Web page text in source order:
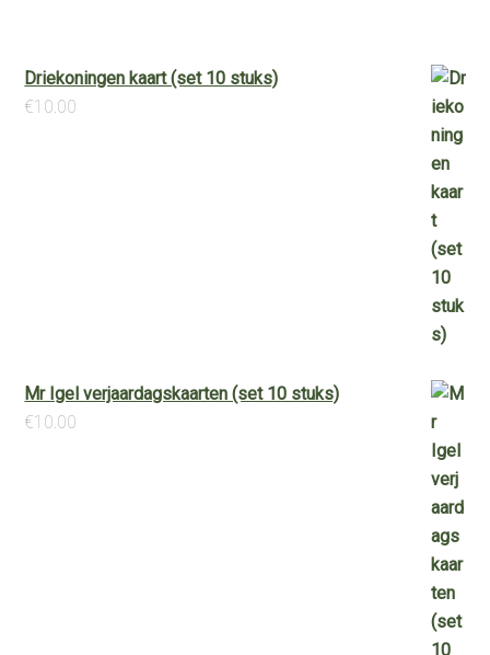
Driekoningen kaart (set 10 stuks)
€10.00
Mr Igel verjaardagskaarten (set 10 stuks)
€10.00